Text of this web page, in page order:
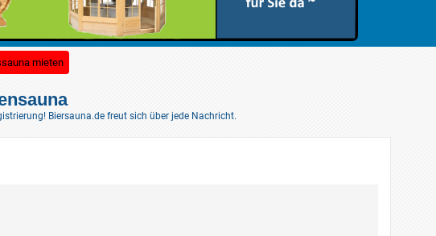
new tab)mieten(Opens a new tab)
Biersauna.de freut sich über jede Nachricht.